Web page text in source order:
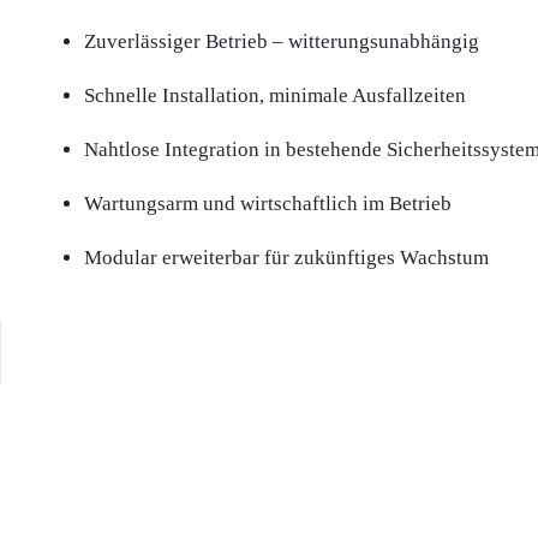
Zuverlässiger Betrieb – witterungsunabhängig
Schnelle Installation, minimale Ausfallzeiten
Nahtlose Integration in bestehende
Wartungsarm und wirtschaftlich im Betrieb
Modular erweiterbar für zukünftiges Wachstum